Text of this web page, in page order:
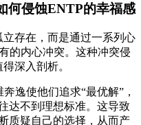
何侵蚀ENTP的幸福感
存在，而是通过一系列心
的内心冲突。这种冲突侵
深入剖析。
逸使他们追求“最优解”，
达不到理想标准。这导致
质疑自己的选择，从而产